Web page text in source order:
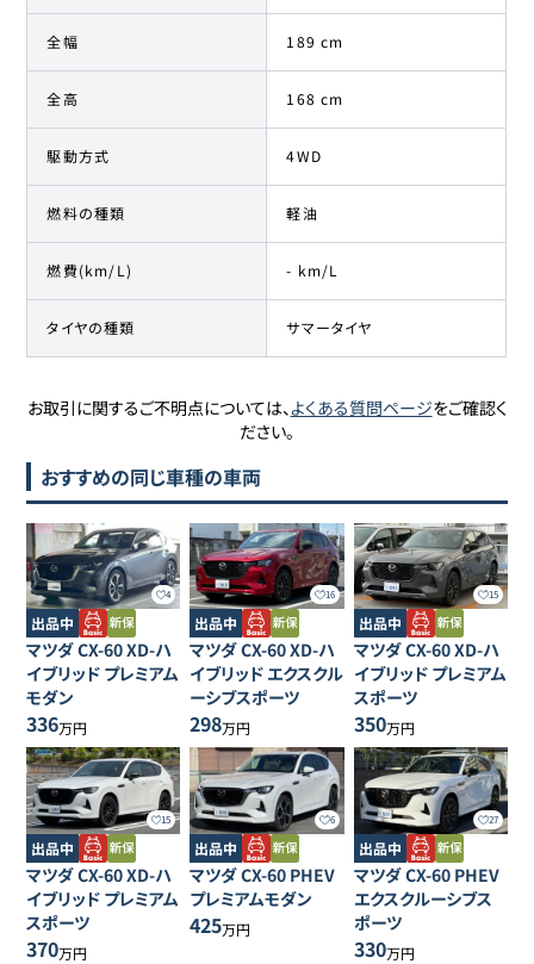
全幅 189 cm
全高 168 cm
駆動方式 4WD
燃料の種類 軽油
燃費(km/L) - km/L
タイヤの種類 サマータイヤ
お取引に関するご不明点については、よくある質問ページをご確認く
ださい。
おすすめの同じ車種の車両
4
出品中
マツダCX-60XD-ハ
イブリッド プレミアム
モダン
336万円
16
出品中
マツダCX-60XD-ハ
イブリッド エクスクル
ーシブスポーツ
298万円
15
出品中
マツダCX-60XD-ハ
イブリッド プレミアム
スポーツ
350万円
15
出品中
マツダCX-60XD-ハ
イブリッド プレミアム
スポーツ
370万円
6
出品中
マツダCX-60 PHEV
プレミアムモダン
425万円
27
出品中
マツダCX-60 PHEV
エクスクルーシブス
ポーツ
330万円